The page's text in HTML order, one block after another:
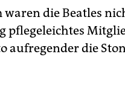
die Beatles
pflegeleichtes
aufregender die